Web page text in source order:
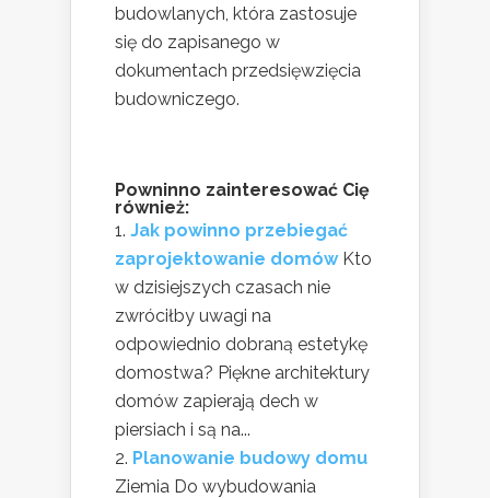
budowlanych, która zastosuje
się do zapisanego w
dokumentach przedsięwzięcia
budowniczego.
Powninno zainteresować Cię
również:
Jak powinno przebiegać
zaprojektowanie domów Kto
w dzisiejszych czasach nie
zwróciłby uwagi na
odpowiednio dobraną estetykę
domostwa? Piękne architektury
domów zapierają dech w
piersiach i są na...
Planowanie budowy domu
Ziemia Do wybudowania